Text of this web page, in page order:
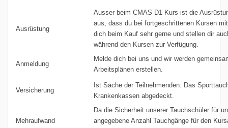
Ausrüstung
Ausser beim CMAS D1 Kurs ist die
aus, dass du bei fortgeschrittenen Kursen
dich beim Kauf sehr gerne und stellen dir
während den Kursen zur Verfügung.
Anmeldung
Melde dich bei uns und wir werden
Arbeitsplänen erstellen.
Versicherung
Ist Sache der Teilnehmenden. Das
Krankenkassen abgedeckt.
Mehraufwand
Da die Sicherheit unserer Tauchschüler für
angegebene Anzahl Tauchgänge für den